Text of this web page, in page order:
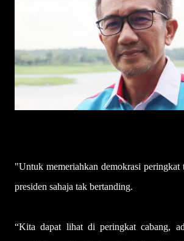
"Untuk memeriahkan demokrasi peringkat
presiden sahaja tak bertanding.
“Kita dapat lihat di peringkat cabang,